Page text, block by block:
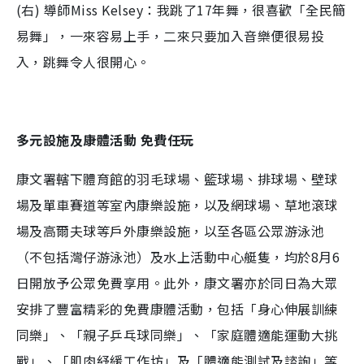
(右) 導師Miss Kelsey：我跳了17年舞，很喜歡「全民簡
易舞」，一來容易上手，二來只要加入音樂便很易投
入，跳舞令人很開心。
多元設施及康體活動 免費任玩
康文署轄下體育館的羽毛球場、籃球場、排球場、壁球
場及單車賽道等室內康樂設施，以及網球場、草地滾球
場及高爾夫球等戶外康樂設施，以至各區公眾游泳池
（不包括灣仔游泳池）及水上活動中心艇隻，均於8月6
日開放予公眾免費享用。此外，康文署亦於同日為大眾
安排了豐富精彩的免費康體活動，包括「身心伸展訓練
同樂」、「親子乒乓球同樂」、「家庭體適能運動大挑